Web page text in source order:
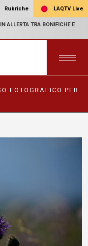
Rubriche LAQTV Live
ALLERTA TRA BONIFICHE E
FOTOGRAFICO PER